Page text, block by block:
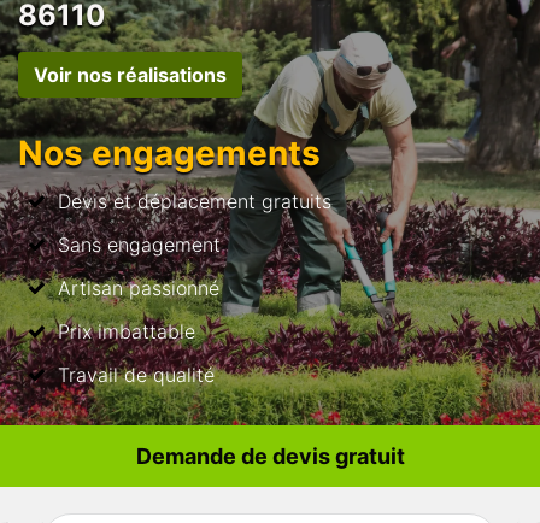
86110
Voir nos réalisations
Nos engagements
Devis et déplacement gratuits
Sans engagement
Artisan passionné
Prix imbattable
Travail de qualité
Demande de devis gratuit